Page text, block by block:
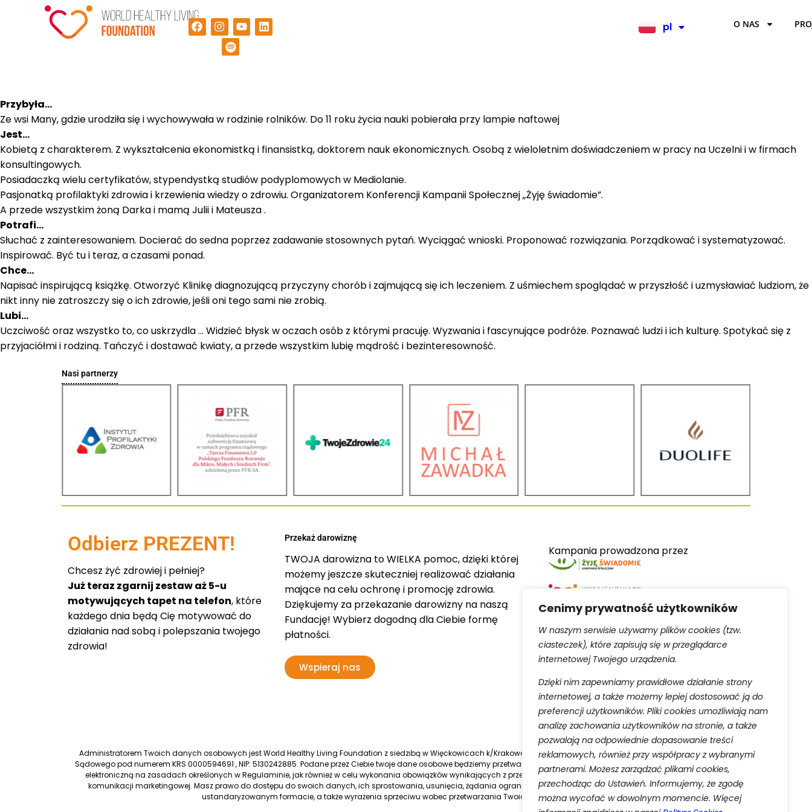
Cenimy prywatność użytkowników
W naszym serwisie używamy plików cookies (tzw.
ciasteczek), które zapisują się w przeglądarce
internetowej Twojego urządzenia.
Dzięki nim zapewniamy prawidłowe działanie strony
internetowej, a także możemy lepiej dostosować ją do
preferencji użytkowników. Pliki cookies umożliwiają nam
analizę zachowania użytkowników na stronie, a także
pozwalają na odpowiednie dopasowanie treści
reklamowych, również przy współpracy z wybranymi
partnerami. Możesz zarządzać plikami cookies,
przechodząc do Ustawień. Informujemy, że zgodę
można wycofać w dowolnym momencie. Więcej
pl
en O NAS
Przybyła…
Ze wsi Many, gdzie urodziła się i wychowywała w rodzinie rolników. Do 11 roku życia nauki pobierała przy lampie naftowej
Jest…
Kobietą z charakterem. Z wykształcenia ekonomistką i finansistką, doktorem nauk ekonomicznych. Osobą z wieloletnim doświadczeniem w pracy na Uczelni i w firmach
konsultingowych.
Posiadaczką wielu certyfikatów, stypendystką studiów podyplomowych w Mediolanie.
Pasjonatką profilaktyki zdrowia i krzewienia wiedzy o zdrowiu. Organizatorem Konferencji Kampanii Społecznej „Żyję świadomie”.
A przede wszystkim żoną Darka i mamą Julii i Mateusza .
Potrafi…
Słuchać z zainteresowaniem. Docierać do sedna poprzez zadawanie stosownych pytań. Wyciągać wnioski. Proponować rozwiązania. Porządkować i systematyzować.
Inspirować. Być tu i teraz, a czasami ponad.
Chce…
Napisać inspirującą książkę. Otworzyć Klinikę diagnozującą przyczyny chorób i zajmującą się ich leczeniem. Z uśmiechem spoglądać w przyszłość i uzmysławiać ludziom, że
nikt inny nie zatroszczy się o ich zdrowie, jeśli oni tego sami nie zrobią.
Lubi…
Uczciwość oraz wszystko to, co uskrzydla … Widzieć błysk w oczach osób z którymi pracuję. Wyzwania i fascynujące podróże. Poznawać ludzi i ich kulturę. Spotykać się z
przyjaciółmi i rodziną. Tańczyć i dostawać kwiaty, a przede wszystkim lubię mądrość i bezinteresowność.
Nasi partnerzy
Odbierz PREZENT!
Chcesz żyć zdrowiej i pełniej?
Już teraz zgarnij zestaw aż 5-u
motywujących tapet na telefon, które
każdego dnia będą Cię motywować do
działania nad sobą i polepszania twojego
zdrowia!
Przekaż darowiznę
TWOJA darowizna to WIELKA pomoc, dzięki której
możemy jeszcze skuteczniej realizować działania
mające na celu ochronę i promocję zdrowia.
Dziękujemy za przekazanie darowizny na naszą
Fundację! Wybierz dogodną dla Ciebie formę
płatności.
Wspieraj nas
Kampania prowadzona przez
Serwis obsługiwany przez
Administratorem Twoich danych osobowych jest World Healthy Living Foundation z siedzibą w Więckowicach k/Krakowa, wpisaną do rejestru przedsiębiorców Krajowego Rejestru
Sądowego pod numerem KRS 0000594691 , NIP: 5130242885. Podane przez Ciebie twoje dane osobowe będziemy przetwarzać w celu wykonania umowy o świadczenie usług drogą
elektroniczną na zasadach określonych w Regulaminie, jak również w celu wykonania obowiązków wynikających z przepisów prawa ciążących na administratorze oraz w celu
komunikacji marketingowej. Masz prawo do dostępu do swoich danych, ich sprostowania, usunięcia, żądania ograniczenia ich przetwarzania oraz przenoszenia danych w
ustandaryzowanym formacie, a także wyrażenia sprzeciwu wobec przetwarzania Twoich danych osobowych.